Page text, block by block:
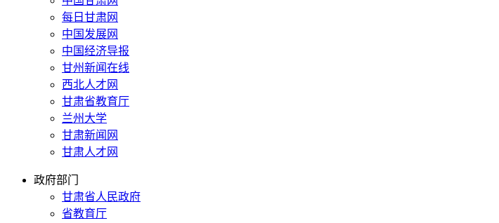
每日甘肃网
中国发展网
中国经济导报
甘州新闻在线
西北人才网
甘肃省教育厅
兰州大学
甘肃新闻网
甘肃人才网
政府部门
甘肃省人民政府
省教育厅